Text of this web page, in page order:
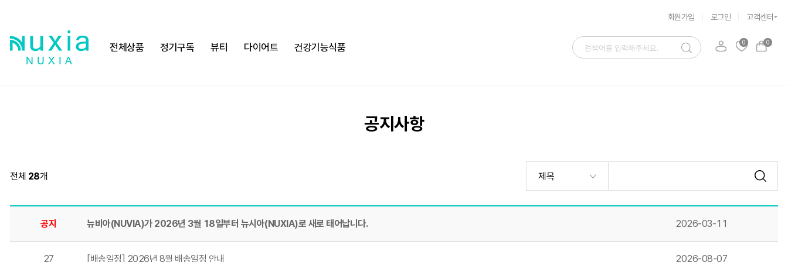
회원가입 로그인 고객센터
전체상품 정기구독 뷰티 다이어트 건강기능식품 0 0
공지사항
전체 28개
공지 뉴비아(NUVIA)가 2026년 3월 18일부터 뉴시아(NUXIA)로 새로 태어납니다. 2026-03-11
27 [배송일정] 2026년 8월 배송일정 안내 2026-08-07